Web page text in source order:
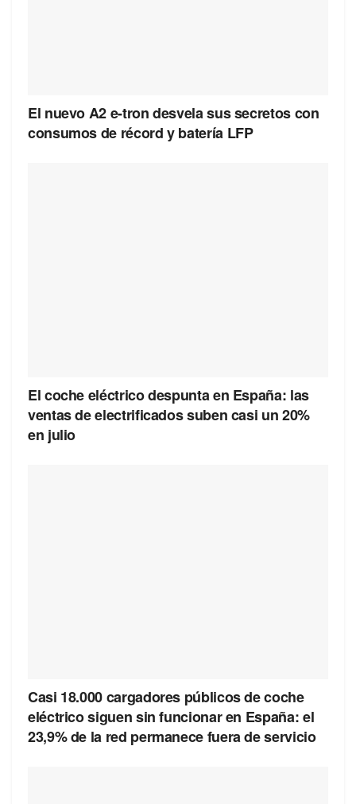
El nuevo A2 e-tron desvela sus secretos con
consumos de récord y batería LFP
El coche eléctrico despunta en España: las
ventas de electrificados suben casi un 20%
en julio
Casi 18.000 cargadores públicos de coche
eléctrico siguen sin funcionar en España: el
23,9% de la red permanece fuera de servicio